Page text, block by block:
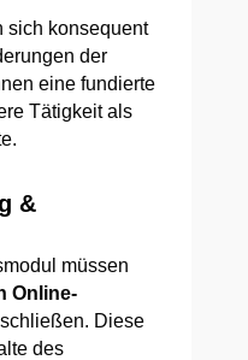
sich konsequent
der
eine fundierte
Tätigkeit als
&
müssen
Online-
Diese
des